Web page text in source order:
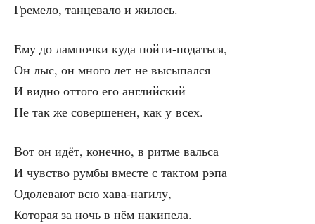
Гре­ме­ло, тан­це­ва­ло и жилось.
Ему до лам­поч­ки куда пойти-податься,
Он лыс, он мно­го лет не высыпался
И вид­но отто­го его английский
Не так же совер­ше­нен, как у всех.
Вот он идёт, конеч­но, в рит­ме вальса
И чув­ство рум­бы вме­сте с так­том рэпа
Одо­ле­ва­ют всю хава-нагилу,
Кото­рая за ночь в нём накипела.